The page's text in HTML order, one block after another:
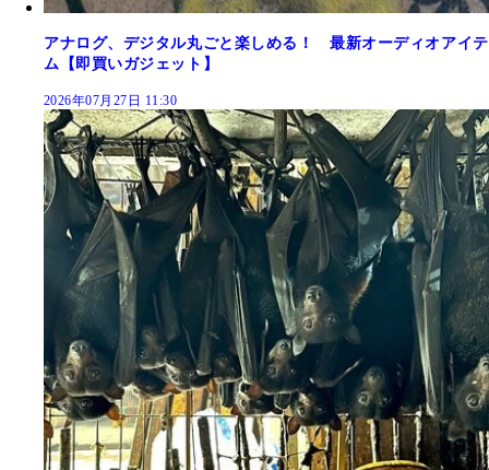
アナログ、デジタル丸ごと楽しめる！ 最新オーディオアイテ
ム【即買いガジェット】
2026年07月27日 11:30